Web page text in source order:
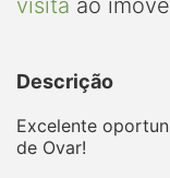
Descrição
Excelente
de Ovar!